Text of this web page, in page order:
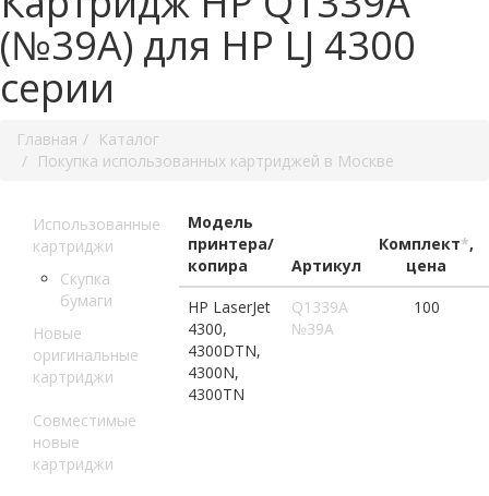
(№39A) для HP LJ 4300
серии
Главная
Каталог
Покупка использованных картриджей в Москве
Использованные
картриджи
Скупка
бумаги
Новые
оригинальные
картриджи
Совместимые
новые
картриджи
Модель
принтера/
копира
Артикул
Комплект*,
цена
HP LaserJet
4300,
4300DTN,
4300N,
4300TN
Q1339A
№39A
100